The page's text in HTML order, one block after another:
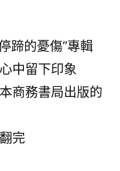
蹄的憂傷”專輯
中留下印象
商務書局出版的
完